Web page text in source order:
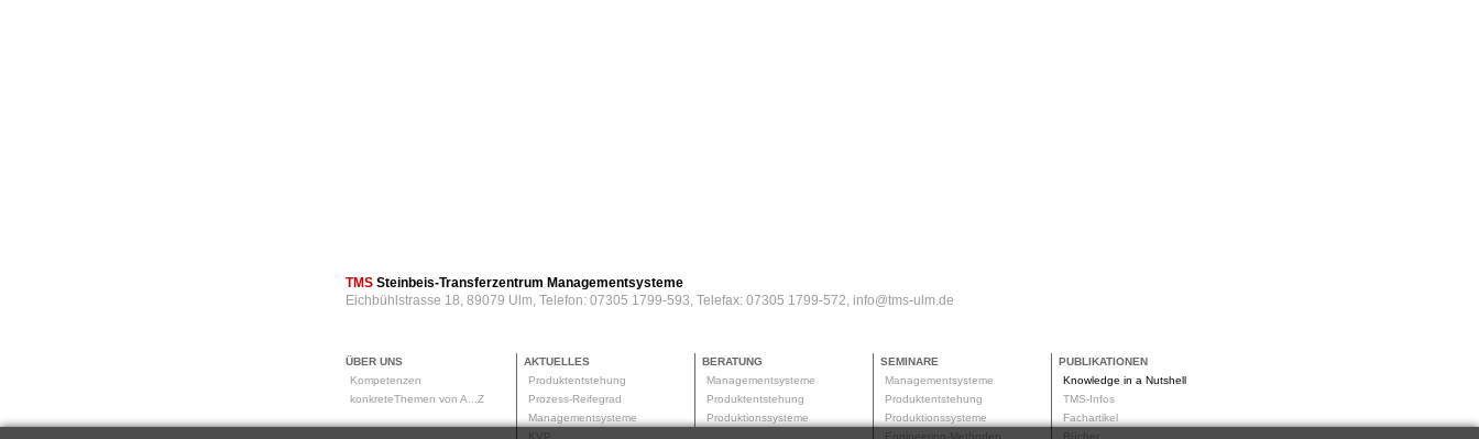
TMS Steinbeis-Transferzentrum Managementsysteme
Eichbühlstrasse 18, 89079 Ulm, Telefon: 07305 1799-593, Telefax: 07305 1799-572, info@tms-ulm.de
ÜBER UNS
Kompetenzen
konkreteThemen von A...Z
AKTUELLES
Produktentstehung
Prozess-Reifegrad
Managementsysteme
KVP
BERATUNG
Managementsysteme
Produktentstehung
Produktionssysteme
SEMINARE
Managementsysteme
Produktentstehung
Produktionssysteme
Engineering-Methoden
PUBLIKATIONEN
Knowledge in a Nutshell
TMS-Infos
Fachartikel
Bücher